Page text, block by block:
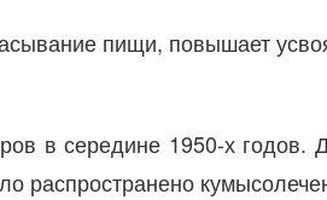
пищи, повышает
в середине 1950-х годов.
распространено